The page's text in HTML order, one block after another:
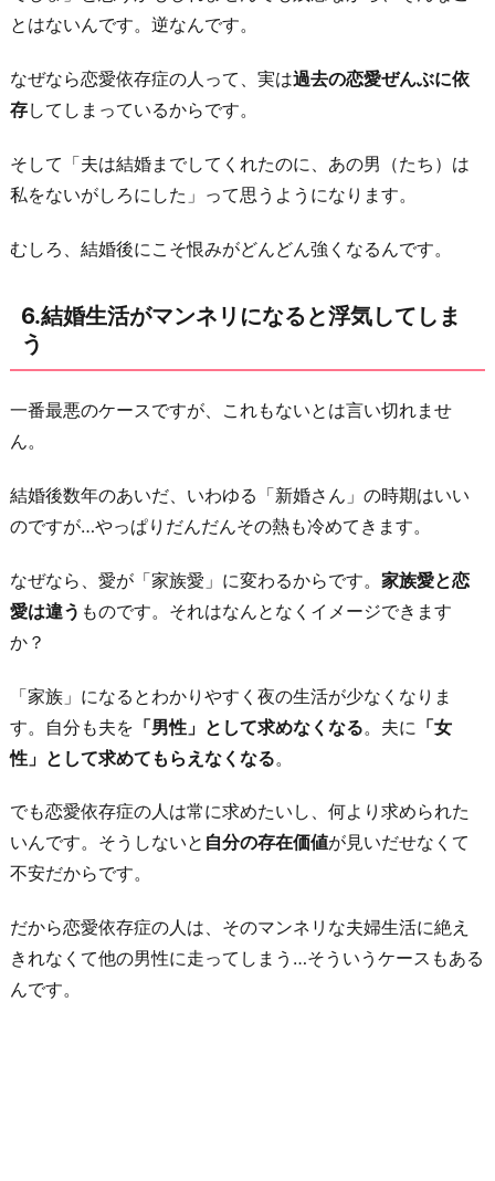
とはないんです。逆なんです。
なぜなら恋愛依存症の人って、実は過去の恋愛ぜんぶに依
存してしまっているからです。
そして「夫は結婚までしてくれたのに、あの男（たち）は
私をないがしろにした」って思うようになります。
むしろ、結婚後にこそ恨みがどんどん強くなるんです。
6.結婚生活がマンネリになると浮気してしま
う
一番最悪のケースですが、これもないとは言い切れませ
ん。
結婚後数年のあいだ、いわゆる「新婚さん」の時期はいい
のですが…やっぱりだんだんその熱も冷めてきます。
なぜなら、愛が「家族愛」に変わるからです。 家族愛と恋
愛は違う ものです。それはなんとなくイメージできます
か？
「家族」になるとわかりやすく夜の生活が少なくなりま
す。自分も夫を 「男性」として求めなくなる。夫に 「女
性」として求めてもらえなくなる。
でも恋愛依存症の人は常に求めたいし、何より求められた
いんです。そうしないと 自分の存在価値が見いだせなくて
不安だからです。
だから恋愛依存症の人は、そのマンネリな夫婦生活に絶え
きれなくて他の男性に走ってしまう…そういうケースもある
んです。